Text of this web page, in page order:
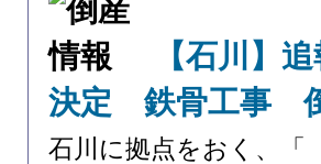
【石川】
決定 鉄骨工事
石川に拠点をおく、「